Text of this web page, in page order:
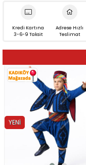
Kredi Kartına
3-6-9 Taksit
Adrese Hızlı
Teslimat
YENI